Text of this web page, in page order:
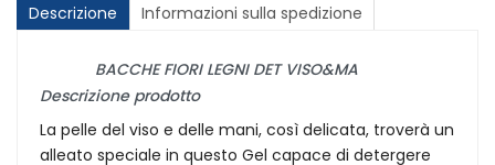
Descrizione Informazioni sulla spedizione
BACCHE FIORI LEGNI DET VISO&MA
Descrizione prodotto
La pelle del viso e delle mani, così delicata, troverà un
alleato speciale in questo Gel capace di detergere